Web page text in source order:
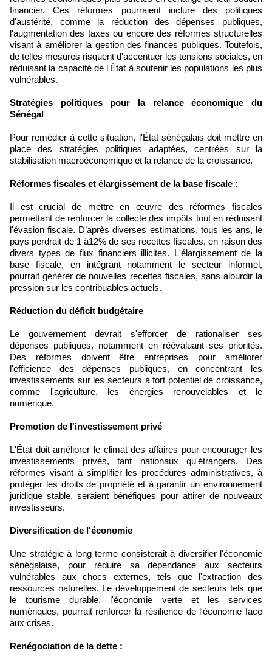
financier. Ces réformes pourraient inclure des politiques
d'austérité, comme la réduction des dépenses publiques,
l'augmentation des taxes ou encore des réformes structurelles
visant à améliorer la gestion des finances publiques. Toutefois,
de telles mesures risquent d'accentuer les tensions sociales, en
réduisant la capacité de l'État à soutenir les populations les plus
vulnérables.
Stratégies politiques pour la relance économique du
Sénégal
Pour remédier à cette situation, l'État sénégalais doit mettre en
place des stratégies politiques adaptées, centrées sur la
stabilisation macroéconomique et la relance de la croissance.
Réformes fiscales et élargissement de la base fiscale :
Il est crucial de mettre en œuvre des réformes fiscales
permettant de renforcer la collecte des impôts tout en réduisant
l'évasion fiscale. D’après diverses estimations, tous les ans, le
pays perdrait de 1 à12% de ses recettes fiscales, en raison des
divers types de flux financiers illicites. L'élargissement de la
base fiscale, en intégrant notamment le secteur informel,
pourrait générer de nouvelles recettes fiscales, sans alourdir la
pression sur les contribuables actuels.
Réduction du déficit budgétaire
Le gouvernement devrait s'efforcer de rationaliser ses
dépenses publiques, notamment en réévaluant ses priorités.
Des réformes doivent être entreprises pour améliorer
l'efficience des dépenses publiques, en concentrant les
investissements sur les secteurs à fort potentiel de croissance,
comme l'agriculture, les énergies renouvelables et le
numérique.
Promotion de l'investissement privé
L'État doit améliorer le climat des affaires pour encourager les
investissements privés, tant nationaux qu'étrangers. Des
réformes visant à simplifier les procédures administratives, à
protéger les droits de propriété et à garantir un environnement
juridique stable, seraient bénéfiques pour attirer de nouveaux
investisseurs.
Diversification de l'économie
Une stratégie à long terme consisterait à diversifier l'économie
sénégalaise, pour réduire sa dépendance aux secteurs
vulnérables aux chocs externes, tels que l'extraction des
ressources naturelles. Le développement de secteurs tels que
le tourisme durable, l'économie verte et les services
numériques, pourrait renforcer la résilience de l'économie face
aux crises.
Renégociation de la dette :